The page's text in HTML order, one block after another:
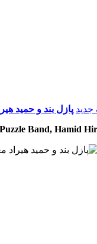
جدید پازل بند و حمید
Puzzle Band, Hamid